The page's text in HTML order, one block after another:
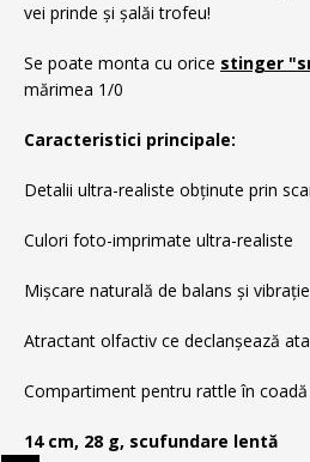
vei prinde și șalăi trofeu!
Se poate monta cu orice stinger
mărimea 1/0
Caracteristici principale:
Detalii ultra-realiste obținute prin
Culori foto-imprimate ultra-realiste
Mișcare naturală de balans și vibrație
Atractant olfactiv ce declanșează
Compartiment pentru rattle în coadă
14 cm, 28 g, scufundare lentă